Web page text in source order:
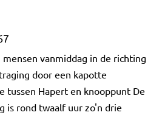
vanmiddag in de richting
door een kapotte
tussen Hapert en knooppunt De
is rond twaalf uur zo'n drie